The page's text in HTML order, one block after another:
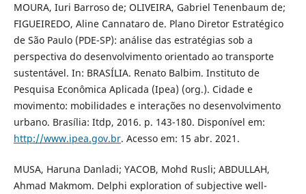
MOURA, Iuri Barroso de; OLIVEIRA, Gabriel Tenenbaum de;
FIGUEIREDO, Aline Cannataro de. Plano Diretor Estratégico
de São Paulo (PDE-SP): análise das estratégias sob a
perspectiva do desenvolvimento orientado ao transporte
sustentável. In: BRASÍLIA. Renato Balbim. Instituto de
Pesquisa Econômica Aplicada (Ipea) (org.). Cidade e
movimento: mobilidades e interações no desenvolvimento
urbano. Brasília: Itdp, 2016. p. 143-180. Disponível em:
http://www.ipea.gov.br. Acesso em: 15 abr. 2021.
MUSA, Haruna Danladi; YACOB, Mohd Rusli; ABDULLAH,
Ahmad Makmom. Delphi exploration of subjective well-